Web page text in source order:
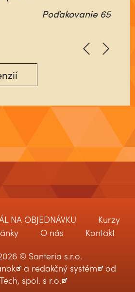
Poďakovanie 65
Poďakovanie 64
NA OBJEDNÁVKU
Kurzy
O nás
Kontakt
© Santeria s.r.o.
a redakčný systém od
spol. s r.o.